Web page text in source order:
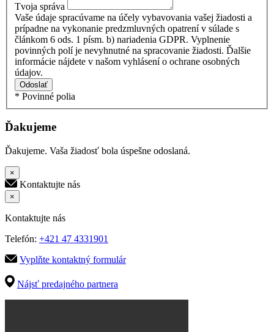
Tvoja správa
Vaše údaje spracúvame na účely vybavovania vašej žiadosti a
prípadne na vykonanie predzmluvných opatrení v súlade s
článkom 6 ods. 1 písm. b) nariadenia GDPR. Vyplnenie
povinných polí je nevyhnutné na spracovanie žiadosti. Ďalšie
informácie nájdete v našom vyhlásení o ochrane osobných
údajov.
Odoslať
* Povinné polia
Ďakujeme
Ďakujeme. Vaša žiadosť bola úspešne odoslaná.
×
Kontaktujte nás
×
Kontaktujte nás
Telefón: +421 47 4331901
Vyplňte kontaktný formulár
Nájsť predajného partnera